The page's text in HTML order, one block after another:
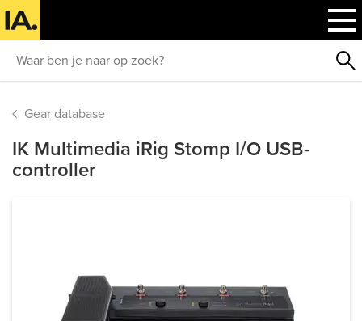
Gear database
IK Multimedia iRig Stomp I/O USB-
controller